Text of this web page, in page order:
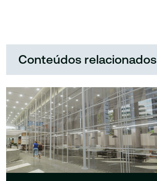
Conteúdos relacionados